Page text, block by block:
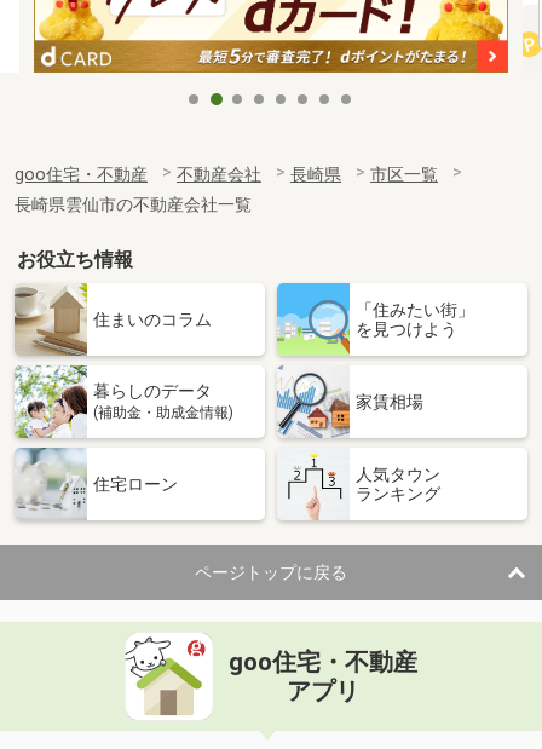
goo住宅・不動産 不動産会社 長崎県
市区一覧
長崎県雲仙市の不動産会社一覧
お役立ち情報
住まいのコラム
「住みたい街」
を見つけよう
暮らしのデータ
(補助金・助成金情報)
家賃相場
住宅ローン
人気タウン
ランキング
ページトップに戻る
goo住宅・不動産
アプリ